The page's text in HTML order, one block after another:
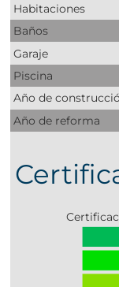
Habitaciones
Baños
Garaje
Piscina
Año de
Año de reforma